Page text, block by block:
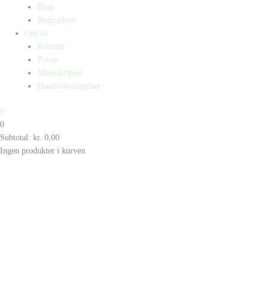
Blog
Bogtrailere
Om os
Kontakt
Presse
Manuskripter
Handelsbetingelser
0
0
Subtotal: kr. 0,00
Ingen produkter i kurven